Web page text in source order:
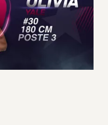
joueuses
Promotionnel